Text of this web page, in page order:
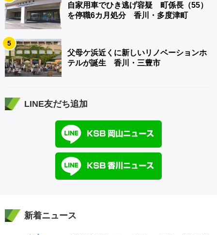
自家用車でひき逃げ容疑 町係長（55）
を停職6カ月処分 香川・多度津町
5
父母ケ浜近くに新しいリノベーションホ
テルが誕生 香川・三豊市
LINE友だち追加
新着ニュース